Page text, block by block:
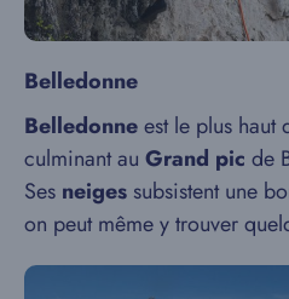
Belledonne
Belledonneest le plus haut
culminant au Grand pic de
Ses neiges subsistent une
on peut même y trouver